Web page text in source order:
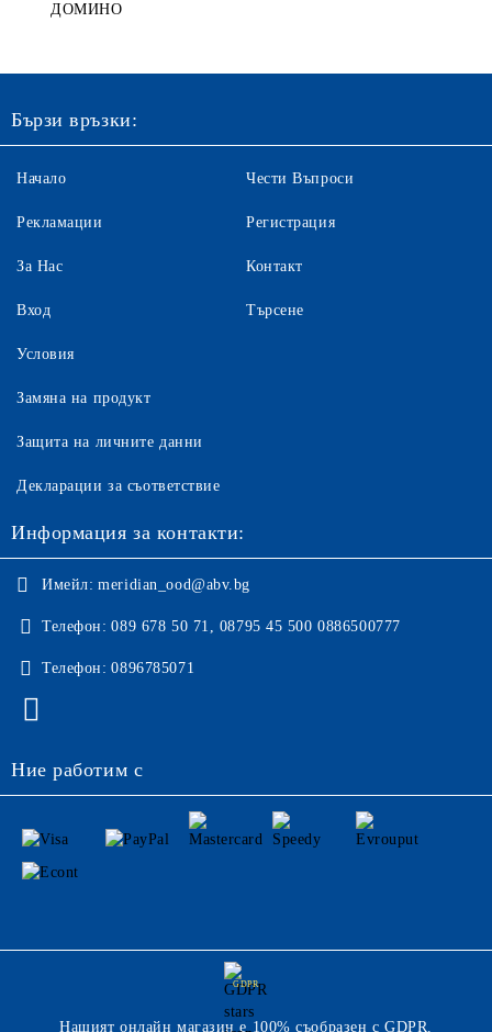
ДОМИНО
Бързи връзки:
Начало
Рекламации
За Нас
Вход
Чести Въпроси
Регистрация
Контакт
Търсене
Условия
Замяна на продукт
Защита на личните данни
Декларации за съответствие
Информация за контакти:
Имейл: meridian_ood@abv.bg
Телефон: 089 678 50 71, 08795 45 500 0886500777
Телефон: 0896785071
Ние работим с
GDPR
Нашият онлайн магазин е 100% съобразен с GDPR.